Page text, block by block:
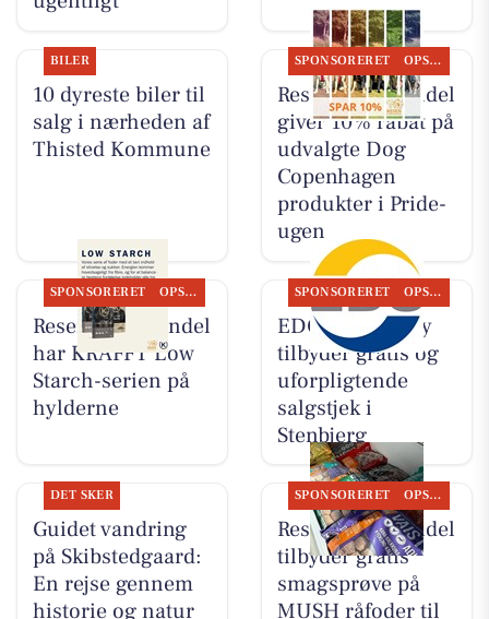
BILER
10 dyreste biler til
salg i nærheden af
Thisted Kommune
SPONSORERET OPSLAGSTAVLEN
Resen Landhandel
giver 10% rabat på
udvalgte Dog
Copenhagen
produkter i Pride-
ugen
SPONSORERET OPSLAGSTAVLEN
Resen Landhandel
har KRAFFT Low
Starch-serien på
hylderne
SPONSORERET OPSLAGSTAVLEN
EDC Hurup Thy
tilbyder gratis og
uforpligtende
salgstjek i
Stenbjerg
DET SKER
Guidet vandring
på Skibstedgaard:
En rejse gennem
historie og natur
SPONSORERET OPSLAGSTAVLEN
Resen Landhandel
tilbyder gratis
smagsprøve på
MUSH råfoder til